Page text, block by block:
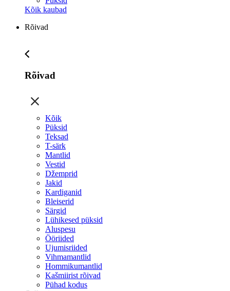
Kõik kaubad
Rõivad
Rõivad
Kõik
Püksid
Teksad
T-särk
Mantlid
Vestid
Džemprid
Jakid
Kardiganid
Bleiserid
Särgid
Lühikesed püksid
Aluspesu
Ööriided
Ujumisriided
Vihmamantlid
Hommikumantlid
Kašmiirist rõivad
Pühad kodus